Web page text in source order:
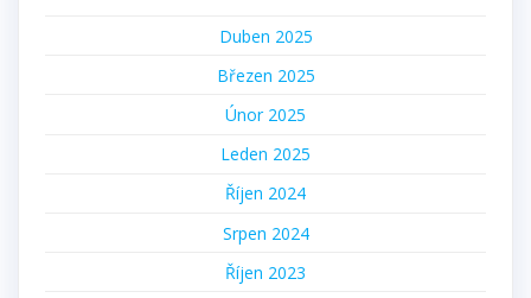
Duben 2025
Březen 2025
Únor 2025
Leden 2025
Říjen 2024
Srpen 2024
Říjen 2023